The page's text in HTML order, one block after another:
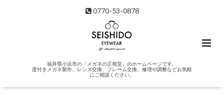
0770-53-0878
福井県小浜市の「メガネの正視堂」のホームページです。
度付きメガネ製作、レンズ交換、フレーム交換、修理や調整などお気軽
にご相談ください。